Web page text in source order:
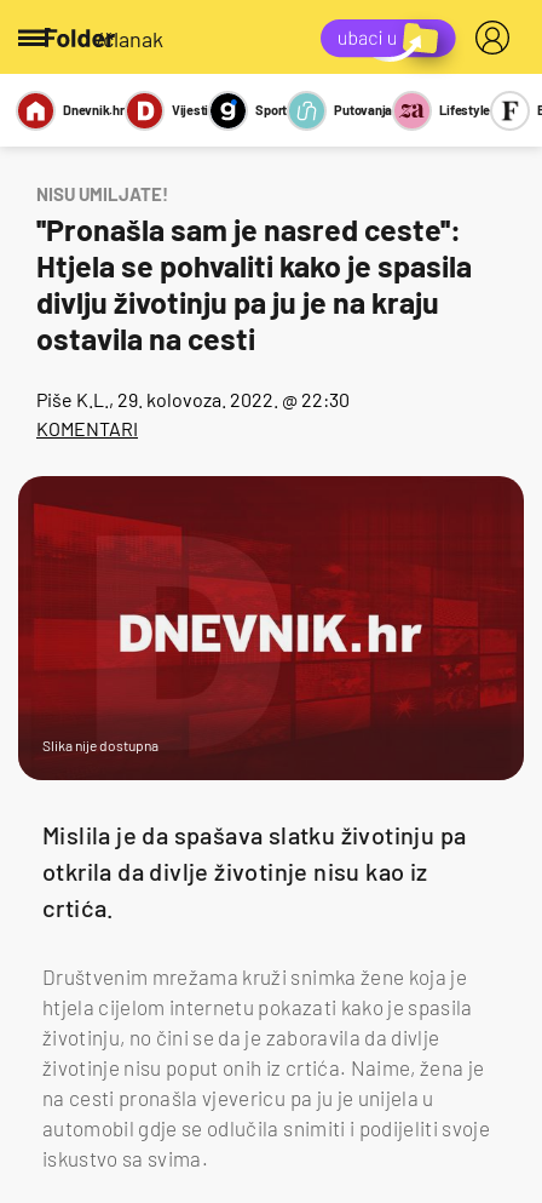
/članak
Miks Kviz
Report
Sexy
Dnevnik.hr Vijesti Sport Putovanja Lifestyle
NISU UMILJATE!
''Pronašla sam je nasred ceste'':
Htjela se pohvaliti kako je spasila
divlju životinju pa ju je na kraju
ostavila na cesti
Piše K.L. , 29. kolovoza. 2022. @ 22:30
KOMENTARI
Slika nije dostupna
Mislila je da spašava slatku životinju pa
otkrila da divlje životinje nisu kao iz
crtića.
Društvenim mrežama kruži snimka žene koja je
htjela cijelom internetu pokazati kako je spasila
životinju, no čini se da je zaboravila da divlje
životinje nisu poput onih iz crtića. Naime, žena je
na cesti pronašla vjevericu pa ju je unijela u
automobil gdje se odlučila snimiti i podijeliti svoje
iskustvo sa svima.